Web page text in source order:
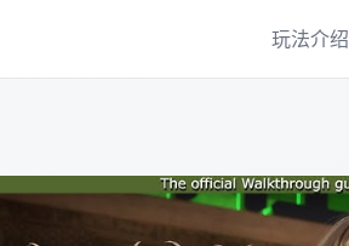
玩法介绍